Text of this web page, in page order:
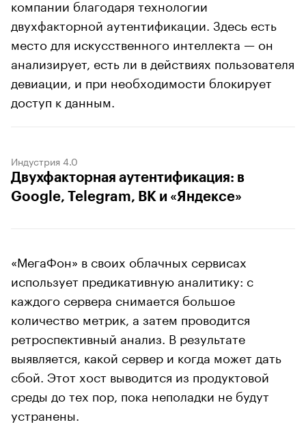
компании благодаря технологии
двухфакторной аутентификации. Здесь есть
место для искусственного интеллекта — он
анализирует, есть ли в действиях пользователя
девиации, и при необходимости блокирует
доступ к данным.
Индустрия 4.0
Двухфакторная аутентификация: в
Google, Telegram, ВК и «Яндексе»
«МегаФон» в своих облачных сервисах
использует предикативную аналитику: с
каждого сервера снимается большое
количество метрик, а затем проводится
ретроспективный анализ. В результате
выявляется, какой сервер и когда может дать
сбой. Этот хост выводится из продуктовой
среды до тех пор, пока неполадки не будут
устранены.